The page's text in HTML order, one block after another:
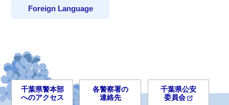
Foreign Language
千葉県警本部
へのアクセス
各警察署の
連絡先
千葉県公安
委員会